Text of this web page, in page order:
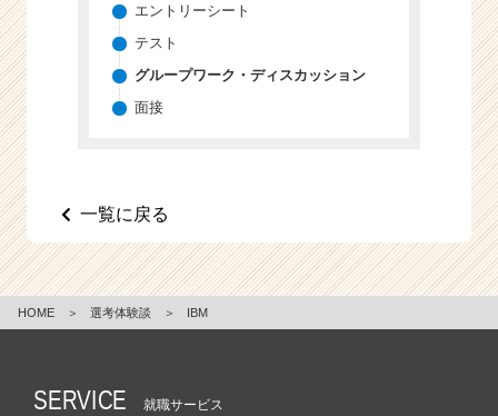
チ
ャ
r
エントリーシート
テスト
グループワーク・ディスカッション
面接
一覧に戻る
HOME ＞ 選考体験談 ＞ IBM
SERVICE 就職サービス